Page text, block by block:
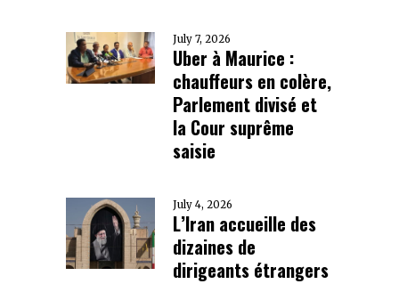
July 7, 2026
Uber à Maurice :
chauffeurs en colère,
Parlement divisé et
la Cour suprême
saisie
July 4, 2026
L’Iran accueille des
dizaines de
dirigeants étrangers